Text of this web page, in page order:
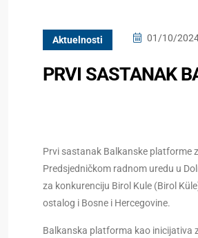
Aktuelnosti 01/10/
PRVI SASTANAK
Prvi sastanak Balkanske platforme
Predsjedničkom radnom uredu u
za konkurenciju Birol Kule (Birol
ostalog i Bosne i Hercegovine.
Balkanska platforma kao inicijativa